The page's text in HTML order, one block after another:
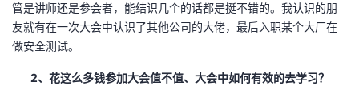
注
验收
议
管是讲师还是参会者，能结识几个的话都是挺不错的。我认识的朋
友就有在一次大会中认识了其他公司的大佬，最后入职某个大厂在
做安全测试。
2、花这么多钱参加大会值不值、大会中如何有效的去学习？